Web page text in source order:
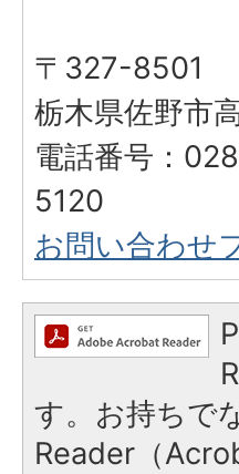
〒327-8501
栃木県佐野市
電話番号：
5120
お問い合わせ
す。お持ちで
Reader（